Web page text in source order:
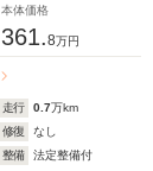
本体価格
361.8万円
走行 0.7万km
修復
なし
整備
法定整備付